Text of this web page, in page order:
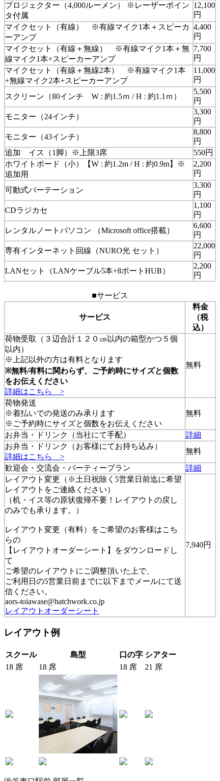
プロジェクター（4,000ルーメン） ※レーザーポイン
タ付属
12,100
円
マイクセット（有線） ※有線マイク1本＋スピーカ
ーアンプ
4,400
円
マイクセット（有線＋無線） ※有線マイク1本＋無
線マイク1本+スピーカーアンプ
7,700
円
マイクセット（有線＋無線2本） ※有線マイク1本
+無線マイク2本+スピーカーアンプ
11,000
円
スクリーン（80インチ W : 約1.5ｍ / H : 約1.1ｍ）
5,500
円
モニター（24インチ）
3,300
円
モニター（43インチ）
8,800
円
追加 イス（1脚）※上限3席
550円
ホワイトボード（小）【W : 約1.2m / H : 約0.9m】※
追加用
2,200
円
可動式パーテーション
3,300
円
CDラジカセ
1,100
円
レンタルノートパソコン （Microsoft office搭載）
6,600
円
専有インターネット回線（NURO光 セット）
22,000
円
LANセット（LANケーブル5本+8ポートHUB）
2,200
円
■サービス
サービス
料金
（税
込）
荷物受取（３辺合計１２０㎝以内の箱型かつ５個
以内）
※上記以外の方は有料となります
※無料/有料に関わらず、ご予約時にサイズと個数
をお伝えください
詳細はこちら >
無料
荷物発送
※着払いでの発送のみ承ります
※ご予約時にサイズと個数をお伝えください
無料
お弁当・ドリンク（当社にて手配）
詳細
お弁当・ドリンク（お客様にてお持ち込み）
詳細はこちら >
無料
歓迎会・交流会・パーティープラン
詳細
レイアウト変更（※土日祝除く5営業日前迄に希望
レイアウトをご連絡ください）
（机・イス等の原状復帰不要！レイアウトの戻し
のみでも承ります。）
レイアウト変更（有料）をご希望のお客様はこち
らの
【レイアウトオーダーシート】をダウンロードし
て
ご希望のレイアウトにご調整頂いた上で、
ご利用日の5営業日前までに以下までメールにて送
信ください。
aors-toiawase@hatchwork.co.jp
レイアウトオーダーシート
7,940円
レイアウト例
スクール 島型 口の字 シアター
18 席
18 席 18 席 21 席